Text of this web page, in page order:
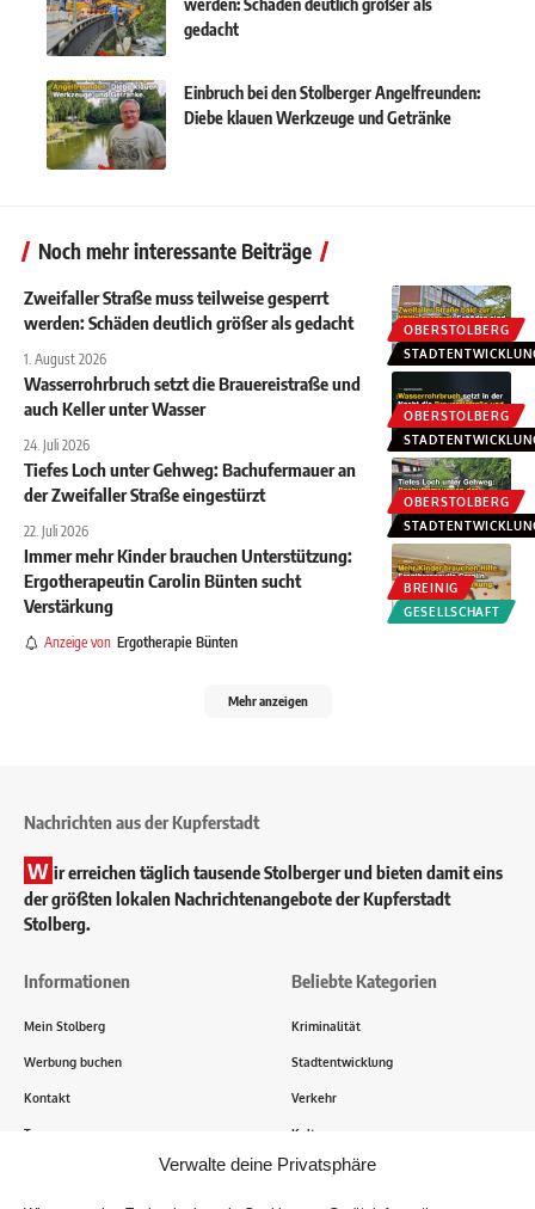
Verwalte deine Privatsphäre
gedacht
Einbruch bei den Stolberger Angelfreunden:
Diebe klauen Werkzeuge und Getränke
Noch mehr interessante Beiträge
OBERSTOLBERG
Zweifaller Straße muss teilweise gesperrt
werden: Schäden deutlich größer als gedacht
1. August 2026
OBERSTOLBERG
Wasserrohrbruch setzt die Brauereistraße und
auch Keller unter Wasser
24. Juli 2026
OBERSTOLBERG
Tiefes Loch unter Gehweg: Bachufermauer an
der Zweifaller Straße eingestürzt
22. Juli 2026
BREINIG
GESELLSCHAFT
Immer mehr Kinder brauchen Unterstützung:
Ergotherapeutin Carolin Bünten sucht
Verstärkung
Anzeige von Ergotherapie Bünten
Mehr anzeigen
Nachrichten aus der Kupferstadt
W ir erreichen täglich tausende Stolberger und bieten damit eins
der größten lokalen Nachrichtenangebote der Kupferstadt
Stolberg.
Informationen
Mein Stolberg
Werbung buchen
Kontakt
Transparenz
Beliebte Kategorien
Kriminalität
Stadtentwicklung
Verkehr
Kultur